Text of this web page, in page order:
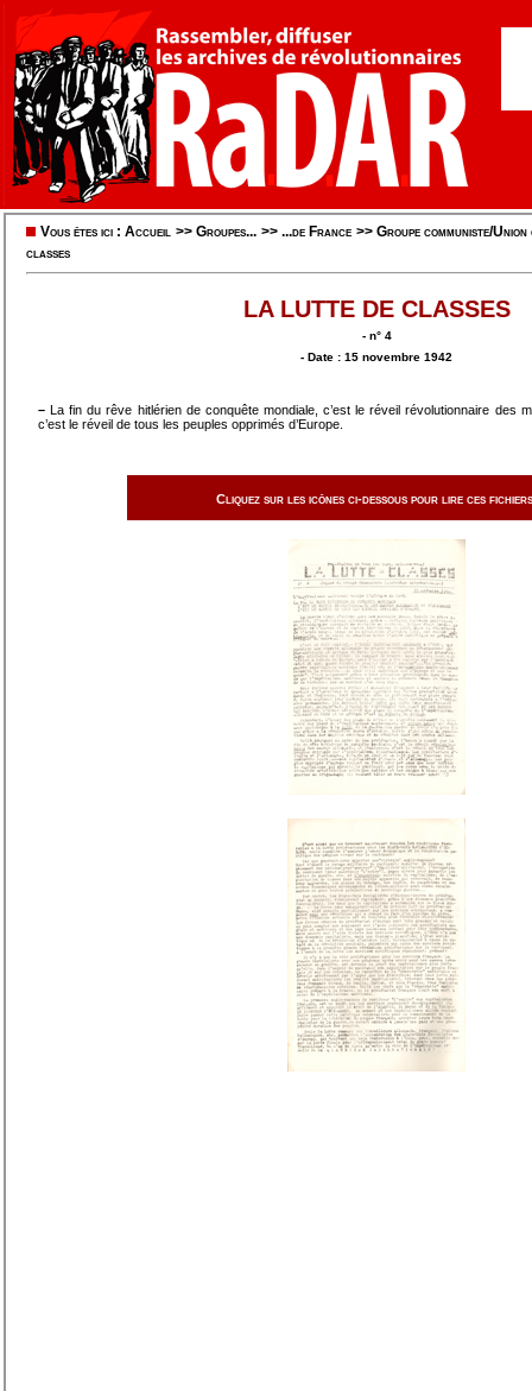
Vous êtes ici : Accueil >> Groupes... >> ...de France >> Groupe communiste/Union
classes
LA LUTTE DE CLASSES
- n° 4
- Date : 15 novembre 1942
– La fin du rêve hitlérien de conquête mondiale, c’est le réveil révolutionnaire des
c’est le réveil de tous les peuples opprimés d’Europe.
Cliquez sur les icônes ci-dessous pour lire ces